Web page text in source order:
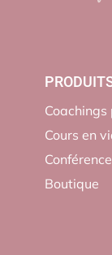
Coachings
Cours en
Conférence
Boutique